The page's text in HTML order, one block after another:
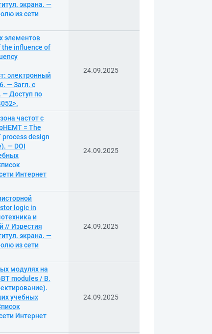
экрана. —
из сети
элементов
the influence of
электронный
— Загл. с
— Доступ по
24.09.2025
частот с
= The
process design
— DOI
Интернет
24.09.2025
logic in
и
// Известия
экрана. —
из сети
24.09.2025
модулях на
modules / В.
учебных
Интернет
24.09.2025